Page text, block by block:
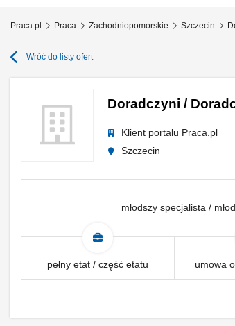
Praca.pl Praca Zachodniopomorskie Szczecin
Wróć do listy ofert
Doradczyni /
Klient portalu Praca.pl
Szczecin
młodszy specjalista /
pełny etat / część etatu umowa